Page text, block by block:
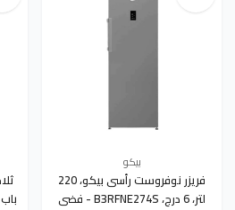
بيكو
فريزر نوفروست رأسى بيكو، 220
لتر، 6 درج، B3RFNE274S - فضى